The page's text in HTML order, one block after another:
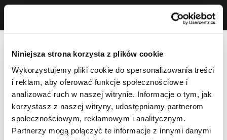
Niniejsza strona korzysta z plików cookie
Wykorzystujemy pliki cookie do spersonalizowania treści
i reklam, aby oferować funkcje społecznościowe i
analizować ruch w naszej witrynie. Informacje o tym, jak
korzystasz z naszej witryny, udostępniamy partnerom
społecznościowym, reklamowym i analitycznym.
Partnerzy mogą połączyć te informacje z innymi danymi